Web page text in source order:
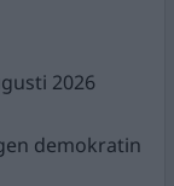
2026
demokratin